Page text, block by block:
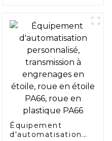
les États-Unis
Équipement
d'automatisation